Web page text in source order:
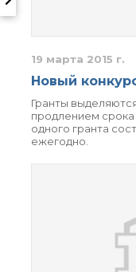
19 марта 2015 г.
Новый
Гранты
продлением срока
одного гранта
ежегодно.